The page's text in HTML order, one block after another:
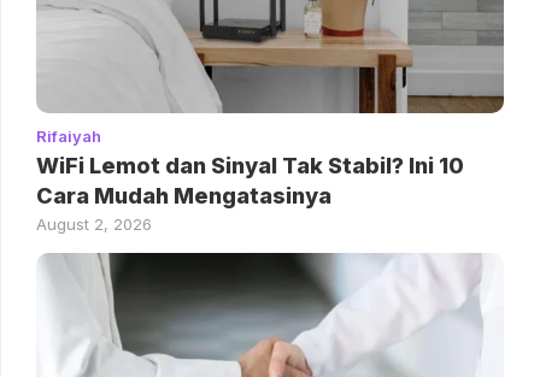
Rifaiyah
WiFi Lemot dan Sinyal Tak Stabil? Ini 10
Cara Mudah Mengatasinya
August 2, 2026